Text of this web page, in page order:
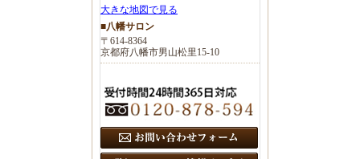
大きな地図で見る
■八幡サロン
〒614-8364
京都府八幡市男山松里15-10